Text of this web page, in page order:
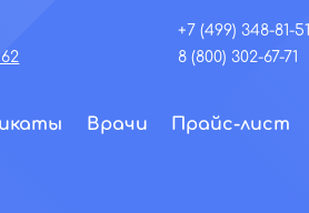
+7 (499) 348-81-51
8 (800) 302-67-71
Врачи Прайс-лист